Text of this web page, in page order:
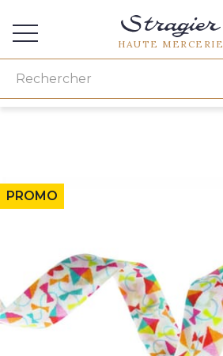
HAUTE MERCERIE
PROMO